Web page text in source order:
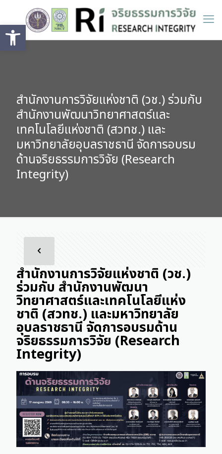
Open toolbar
สำนักงานการวิจัยแห่งชาติ (วช.) ร่วมกับ
สำนักงานพัฒนาวิทยาศาสตร์และ
เทคโนโลยีแห่งชาติ (สวทช.) และ
มหาวิทยาลัยอุบลราชธานี จัดการอบรม
ด้านจริยธรรมการวิจัย (Research
Integrity)
สำนักงานการวิจัยแห่งชาติ (วช.)
ร่วมกับ สำนักงานพัฒนา
วิทยาศาสตร์และเทคโนโลยีแห่ง
ชาติ (สวทช.) และมหาวิทยาลัย
อุบลราชธานี จัดการอบรมด้าน
จริยธรรมการวิจัย (Research
Integrity)